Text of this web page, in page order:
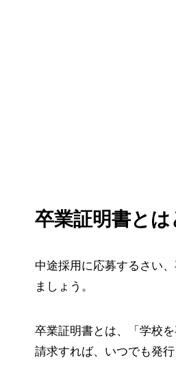
卒業証明書と
中途採用に応募するさい
ましょう。
卒業証明書とは、「学校
請求すれば、いつでも発行